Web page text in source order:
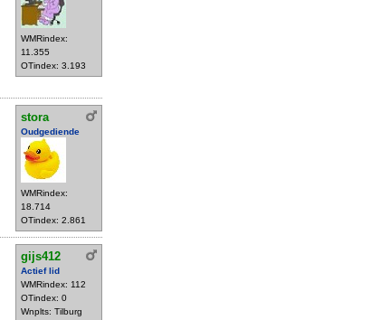
WMRindex:
11.355
OTindex: 3.193
stora
Oudgediende
WMRindex:
18.714
OTindex: 2.861
gijs412
Actief lid
WMRindex: 112
OTindex: 0
Wnplts: Tilburg